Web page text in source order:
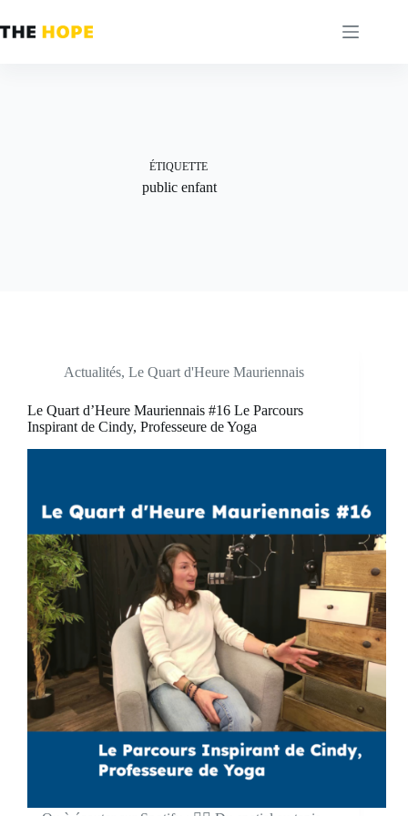
au
contenu
ÉTIQUETTE
public enfant
Actualités, Le Quart d'Heure Mauriennais
Le Quart d’Heure Mauriennais #16 Le Parcours
Inspirant de Cindy, Professeure de Yoga